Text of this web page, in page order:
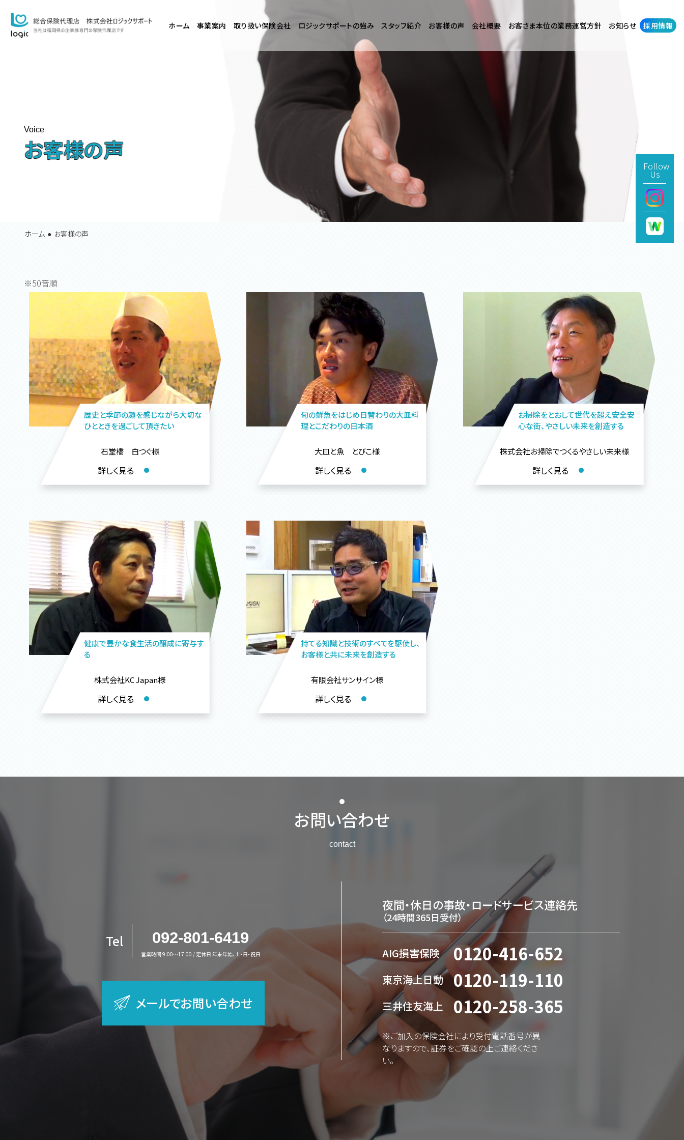
ホーム 事業案内 取り扱い保険会社 ロジックサポートの強み スタッフ紹介 お客様の声 会社概要 お客さま本位の業務運営方針 お知らせ 採用情報
Follow
Us
Voice
お客様の声
ホーム お客様の声
※50音順
歴史と季節の趣を感じながら大切な
ひとときを過ごして頂きたい
石堂橋 白つぐ様
詳しく見る
旬の鮮魚をはじめ日替わりの大皿料
理とこだわりの日本酒
大皿と魚 とびこ様
詳しく見る
お掃除をとおして世代を超え安全安
心な街、やさしい未来を創造する
株式会社お掃除でつくるやさしい未来様
詳しく見る
健康で豊かな食生活の醸成に寄与す
る
株式会社KC Japan様
詳しく見る
持てる知識と技術のすべてを駆使し、
お客様と共に未来を創造する
有限会社サンサイン様
詳しく見る
お問い合わせ
contact
Tel 092-801-6419
営業時間 9:00～17:00 / 定休日 年末年始、土・日・祝日
メールでお問い合わせ
夜間・休日の事故・ロードサービス連絡先
（24時間365日受付）
AIG損害保険 0120-416-652
東京海上日動 0120-119-110
三井住友海上 0120-258-365
※ご加入の保険会社により受付電話番号が異
なりますので、証券をご確認の上ご連絡くださ
い。